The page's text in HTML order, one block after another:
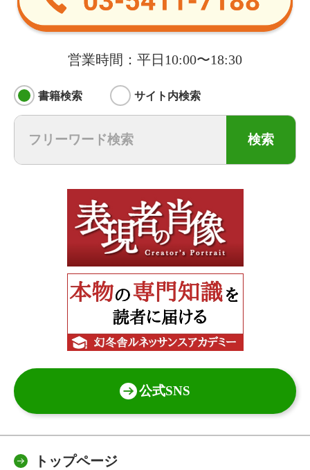
営業時間：平日10:00〜18:30
書籍検索 サイト内検索
検索
公式SNS
トップページ